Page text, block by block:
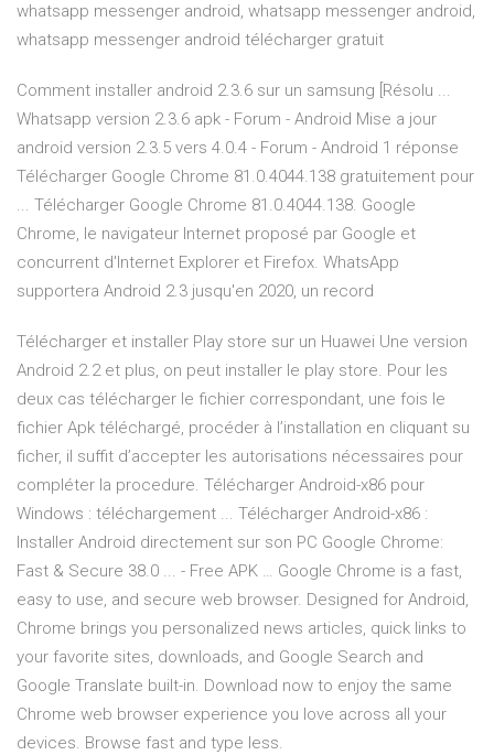
whatsapp messenger android, whatsapp messenger android,
whatsapp messenger android télécharger gratuit
Comment installer android 2.3.6 sur un samsung [Résolu ...
Whatsapp version 2.3.6 apk - Forum - Android Mise a jour
android version 2.3.5 vers 4.0.4 - Forum - Android 1 réponse
Télécharger Google Chrome 81.0.4044.138 gratuitement pour
... Télécharger Google Chrome 81.0.4044.138. Google
Chrome, le navigateur Internet proposé par Google et
concurrent d'Internet Explorer et Firefox. WhatsApp
supportera Android 2.3 jusqu'en 2020, un record
Télécharger et installer Play store sur un Huawei Une version
Android 2.2 et plus, on peut installer le play store. Pour les
deux cas télécharger le fichier correspondant, une fois le
fichier Apk téléchargé, procéder à l’installation en cliquant su
ficher, il suffit d’accepter les autorisations nécessaires pour
compléter la procedure. Télécharger Android-x86 pour
Windows : téléchargement ... Télécharger Android-x86 :
Installer Android directement sur son PC Google Chrome:
Fast & Secure 38.0 ... - Free APK … Google Chrome is a fast,
easy to use, and secure web browser. Designed for Android,
Chrome brings you personalized news articles, quick links to
your favorite sites, downloads, and Google Search and
Google Translate built-in. Download now to enjoy the same
Chrome web browser experience you love across all your
devices. Browse fast and type less.